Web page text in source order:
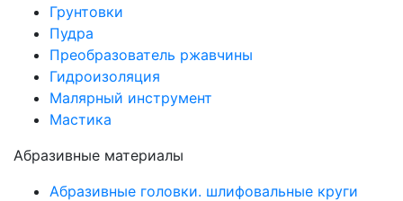
Грунтовки
Пудра
Преобразователь ржавчины
Гидроизоляция
Малярный инструмент
Мастика
Абразивные материалы
Абразивные головки. шлифовальные круги